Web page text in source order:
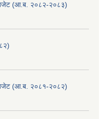
बजेट (आ.ब. २०८२-२०८३)
बजेट (आ.ब. २०८१-२०८२)